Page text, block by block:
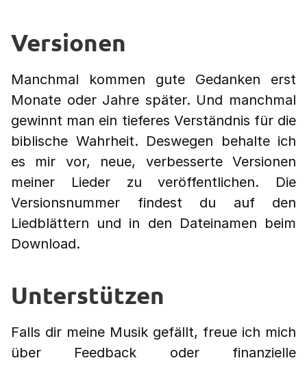
Versionen
Manchmal kommen gute Gedanken erst
Monate oder Jahre später. Und manchmal
gewinnt man ein tieferes Verständnis für die
biblische Wahrheit. Deswegen behalte ich
es mir vor, neue, verbesserte Versionen
meiner Lieder zu veröffentlichen. Die
Versionsnummer findest du auf den
Liedblättern und in den Dateinamen beim
Download.
Unterstützen
Falls dir meine Musik gefällt, freue ich mich
über Feedback oder finanzielle